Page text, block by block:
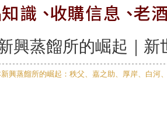
興蒸餾所的崛起｜